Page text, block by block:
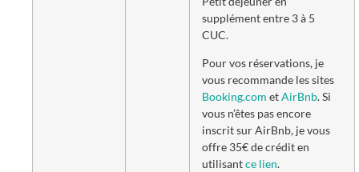
supplément entre 3 à 5
CUC.
Pour vos réservations, je
vous recommande les sites
Booking.com etAirBnb. Si
vous n’êtes pas encore
inscrit sur AirBnb, je vous
offre 35€ de crédit en
utilisantce lien.